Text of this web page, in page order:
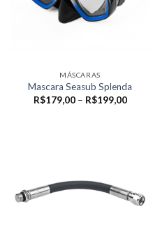
MÁSCARAS
Mascara Seasub Splenda
R$179,00 – R$199,00Faixa